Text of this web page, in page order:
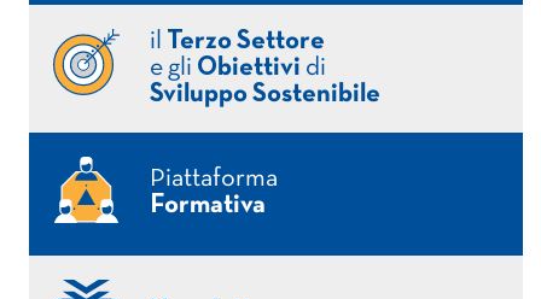
il
Terzo Settore
e gli Obiettivi di
Sviluppo Sostenibile
Piattaforma
Formativa